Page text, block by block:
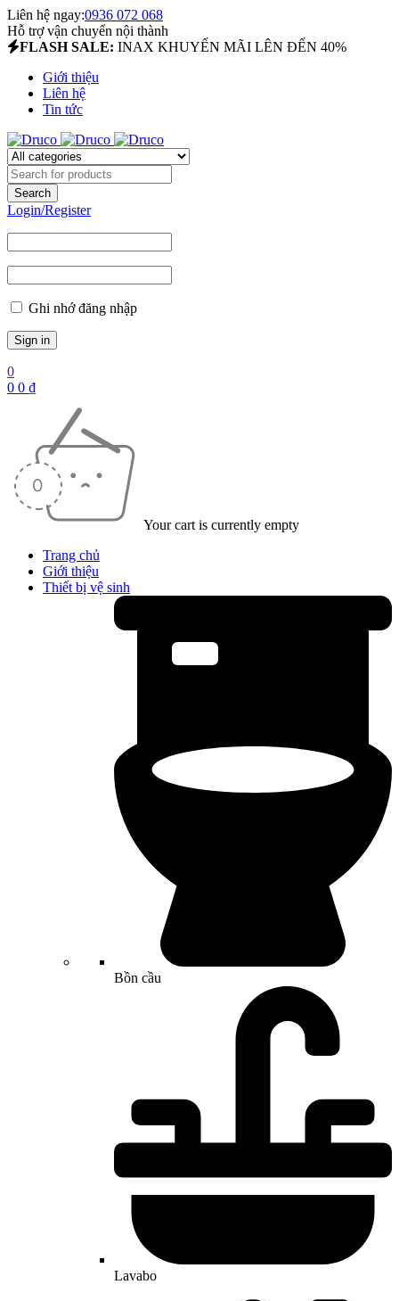
Liên hệ ngay:0936 072 068
Hỗ trợ vận chuyển nội thành
FLASH SALE: INAX KHUYẾN MÃI LÊN ĐẾN 40%
Giới thiệu
Liên hệ
Tin tức
Login/Register
Ghi nhớ đăng nhập
0
0 0 ₫
Your cart is currently empty
Trang chủ
Giới thiệu
Thiết bị vệ sinh
Bồn cầu
Lavabo